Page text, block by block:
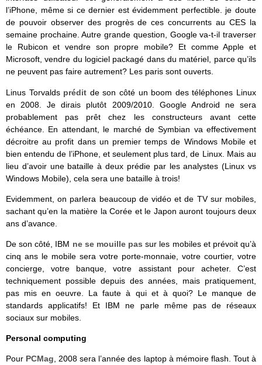
l’iPhone, même si ce dernier est évidemment perfectible. je doute
de pouvoir observer des progrès de ces concurrents au CES la
semaine prochaine. Autre grande question, Google va-t-il traverser
le Rubicon et vendre son propre mobile? Et comme Apple et
Microsoft, vendre du logiciel packagé dans du matériel, parce qu’ils
ne peuvent pas faire autrement? Les paris sont ouverts.
Linus Torvalds prédit de son côté un boom des téléphones Linux
en 2008. Je dirais plutôt 2009/2010. Google Android ne sera
probablement pas prêt chez les constructeurs avant cette
échéance. En attendant, le marché de Symbian va effectivement
décroitre au profit dans un premier temps de Windows Mobile et
bien entendu de l’iPhone, et seulement plus tard, de Linux. Mais au
lieu d’avoir une bataille à deux prédie par les analystes (Linux vs
Windows Mobile), cela sera une bataille à trois!
Evidemment, on parlera beaucoup de vidéo et de TV sur mobiles,
sachant qu’en la matière la Corée et le Japon auront toujours deux
ans d’avance.
De son côté, IBM ne se mouille pas sur les mobiles et prévoit qu’à
cinq ans le mobile sera votre porte-monnaie, votre courtier, votre
concierge, votre banque, votre assistant pour acheter. C’est
techniquement possible depuis des années, mais pratiquement,
pas mis en oeuvre. La faute à qui et à quoi? Le manque de
standards applicatifs! Et IBM ne parle même pas de réseaux
sociaux sur mobiles.
Personal computing
Pour PCMag , 2008 sera l’année des laptop à mémoire flash. Tout à